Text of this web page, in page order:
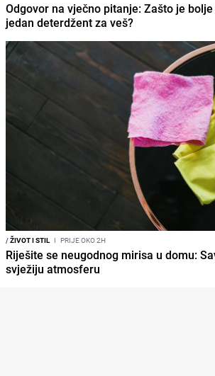
Odgovor na vječno pitanje: Zašto je
jedan deterdžent za veš?
/ŽIVOT I STIL I PRIJE OKO 2H
Riješite se neugodnog mirisa u domu:
svježiju atmosferu